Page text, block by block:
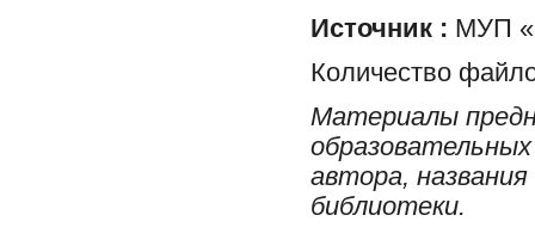
Источник : МУП
Количество
Материалы
автора,
библиотеки.